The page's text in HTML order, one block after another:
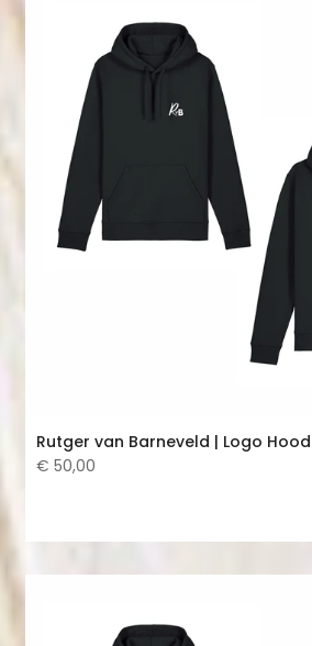
Rutger van Barneveld | Logo
€ 50,00